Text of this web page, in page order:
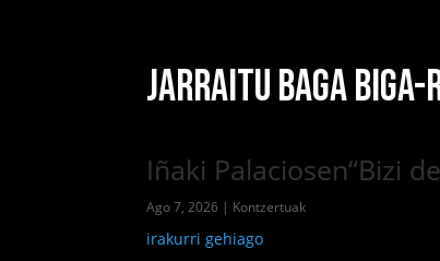
JARRAITU BAGA
Iñaki Palaciosen“Bizi
Ago 7, 2026 | Kontzertuak
irakurri gehiago